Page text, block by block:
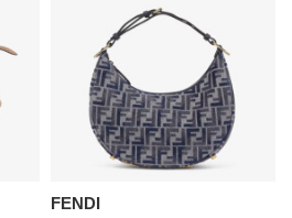
FENDI